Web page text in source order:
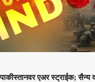
एअर स्ट्राईक;